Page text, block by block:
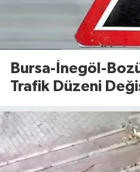
Bursa-İnegöl-
Trafik Düzeni